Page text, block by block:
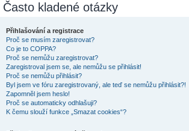
Často kladené otázky
Přihlašování a registrace
Proč se musím zaregistrovat?
Co je to COPPA?
Proč se nemůžu zaregistrovat?
Zaregistroval jsem se, ale nemůžu se přihlásit!
Proč se nemůžu přihlásit?
Byl jsem ve fóru zaregistrovaný, ale teď se nemůžu přihlásit?!
Zapomněl jsem heslo!
Proč se automaticky odhlašuji?
K čemu slouží funkce „Smazat cookies“?